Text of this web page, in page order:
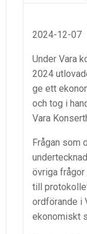
2024-12-07
Under Vara
2024
ge ett
och tog i
Vara
Frågan som
övriga frågor
till
ordförande i
ekonomiskt